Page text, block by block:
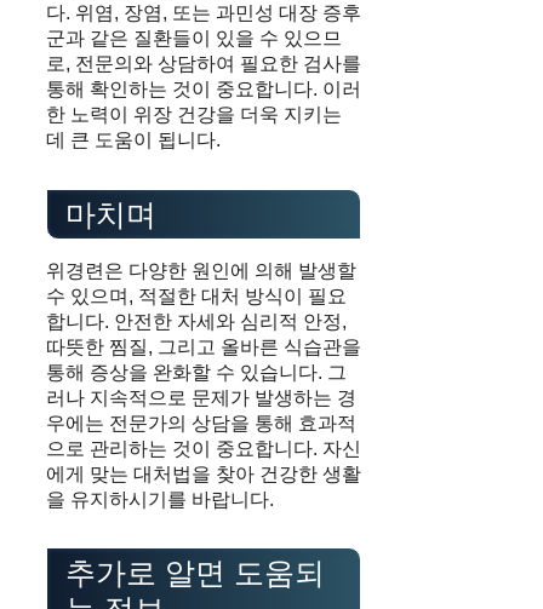
다. 위염, 장염, 또는 과민성 대장 증후
군과 같은 질환들이 있을 수 있으므
로, 전문의와 상담하여 필요한 검사를
통해 확인하는 것이 중요합니다. 이러
한 노력이 위장 건강을 더욱 지키는
데 큰 도움이 됩니다.
마치며
위경련은 다양한 원인에 의해 발생할
수 있으며, 적절한 대처 방식이 필요
합니다. 안전한 자세와 심리적 안정,
따뜻한 찜질, 그리고 올바른 식습관을
통해 증상을 완화할 수 있습니다. 그
러나 지속적으로 문제가 발생하는 경
우에는 전문가의 상담을 통해 효과적
으로 관리하는 것이 중요합니다. 자신
에게 맞는 대처법을 찾아 건강한 생활
을 유지하시기를 바랍니다.
추가로 알면 도움되